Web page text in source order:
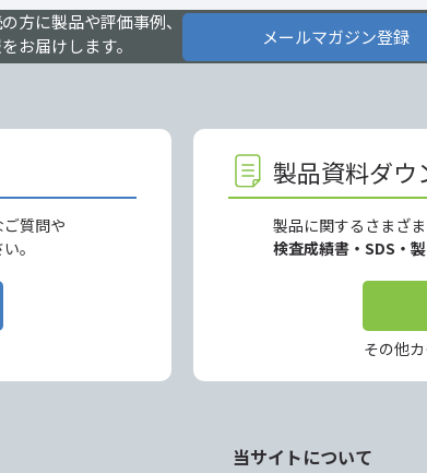
方に製品や評価事例、
お届けします。
メールマガジン登録
質問や
。
製品資料ダウ
製品に関するさまざ
検査成績書・SDS・
その他
当サイトについて